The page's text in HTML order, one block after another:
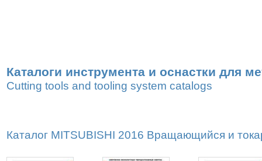
Каталоги инструмента и оснастки для
Cutting tools and tooling system catalogs
Каталог MITSUBISHI 2016 Вращающийся и